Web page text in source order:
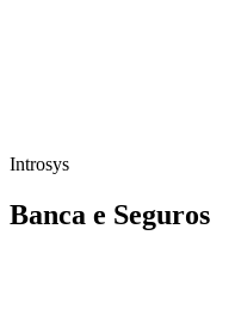
Introsys
Banca e Seguros